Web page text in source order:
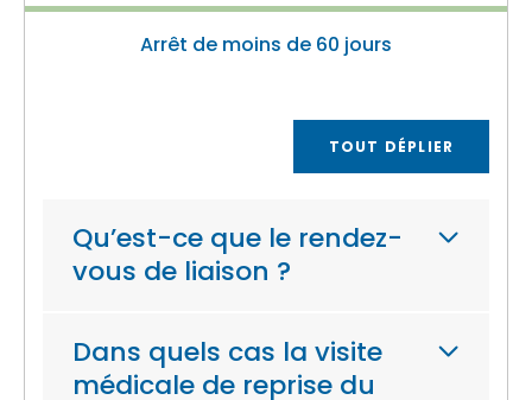
Arrêt de moins de 60 jours
TOUT DÉPLIER
Qu’est-ce que le rendez-
vous de liaison ?
Dans quels cas la visite
médicale de reprise du